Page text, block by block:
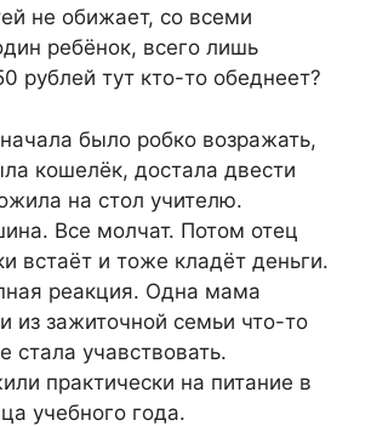
не обижает, со всеми
ребёнок, всего лишь
рублей тут кто-то обеднеет?
было робко возражать,
кошелёк, достала двести
на стол учителю.
Все молчат. Потом отец
встаёт и тоже кладёт деньги.
реакция. Одна мама
из зажиточной семьи что-то
стала учавствовать.
практически на питание в
учебного года.